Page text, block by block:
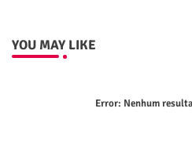
YOU MAY LIKE
Error: Nenhum